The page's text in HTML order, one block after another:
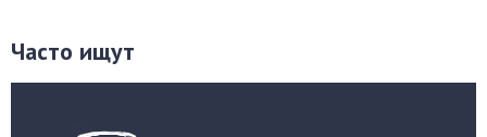
Часто ищут